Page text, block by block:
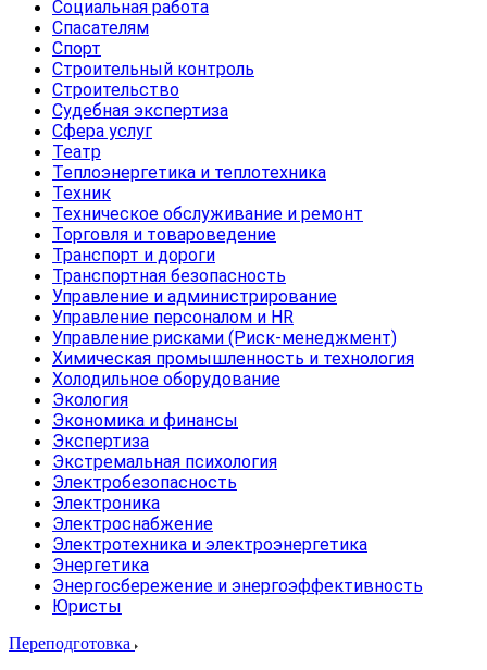
Социальная работа
Спасателям
Спорт
Строительный контроль
Строительство
Судебная экспертиза
Сфера услуг
Театр
Теплоэнергетика и теплотехника
Техник
Техническое обслуживание и ремонт
Торговля и товароведение
Транспорт и дороги
Транспортная безопасность
Управление и администрирование
Управление персоналом и HR
Управление рисками (Риск-менеджмент)
Химическая промышленность и технология
Холодильное оборудование
Экология
Экономика и финансы
Экспертиза
Экстремальная психология
Электробезопасность
Электроника
Электроснабжение
Электротехника и электроэнергетика
Энергетика
Энергосбережение и энергоэффективность
Юристы
Переподготовка